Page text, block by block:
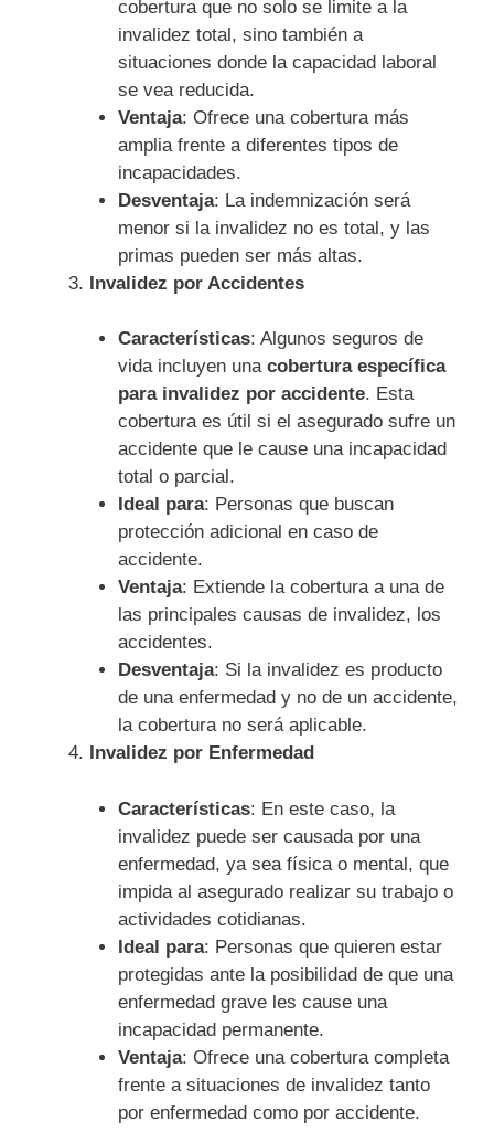
cobertura que no solo se limite a la
invalidez total, sino también a
situaciones donde la capacidad laboral
se vea reducida.
Ventaja: Ofrece una cobertura más
amplia frente a diferentes tipos de
incapacidades.
Desventaja: La indemnización será
menor si la invalidez no es total, y las
primas pueden ser más altas.
Invalidez por Accidentes
Características: Algunos seguros de
vida incluyen una cobertura específica
para invalidez por accidente. Esta
cobertura es útil si el asegurado sufre un
accidente que le cause una incapacidad
total o parcial.
Ideal para: Personas que buscan
protección adicional en caso de
accidente.
Ventaja: Extiende la cobertura a una de
las principales causas de invalidez, los
accidentes.
Desventaja: Si la invalidez es producto
de una enfermedad y no de un accidente,
la cobertura no será aplicable.
Invalidez por Enfermedad
Características: En este caso, la
invalidez puede ser causada por una
enfermedad, ya sea física o mental, que
impida al asegurado realizar su trabajo o
actividades cotidianas.
Ideal para: Personas que quieren estar
protegidas ante la posibilidad de que una
enfermedad grave les cause una
incapacidad permanente.
Ventaja: Ofrece una cobertura completa
frente a situaciones de invalidez tanto
por enfermedad como por accidente.